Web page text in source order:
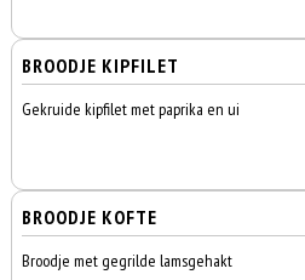
BROODJE KIPFILET
Gekruide kipfilet met paprika en ui
BROODJE KOFTE
Broodje met gegrilde lamsgehakt